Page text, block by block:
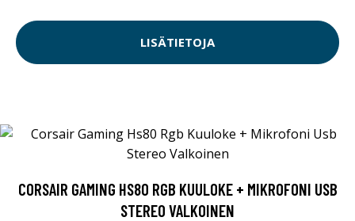
LISÄTIETOJA
CORSAIR GAMING HS80 RGB KUULOKE + MIKROFONI USB
STEREO VALKOINEN